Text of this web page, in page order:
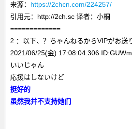
来源： https://2chcn.com/224257/
引用元：http://2ch.sc 译者：小桐
=============
2 ：以下、？ちゃんねるからVIPがお送
2021/06/25(金) 17:08:04.306
いいじゃん
応援はしないけど
挺好的
虽然我并不支持她们